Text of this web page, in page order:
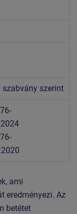
szabvány szerint
ami
eredményezi. Az
betétet